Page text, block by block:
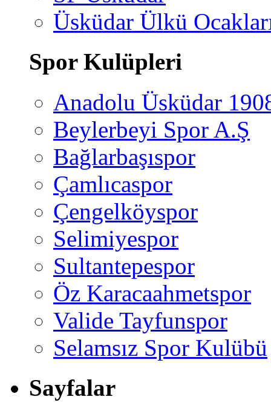
Üsküdar Ülkü
Spor Kulüpleri
Anadolu Üsküdar
Beylerbeyi Spor A.Ş
Bağlarbaşıspor
Çamlıcaspor
Çengelköyspor
Selimiyespor
Sultantepespor
Öz Karacaahmetspor
Valide Tayfunspor
Selamsız Spor Kulübü
Sayfalar